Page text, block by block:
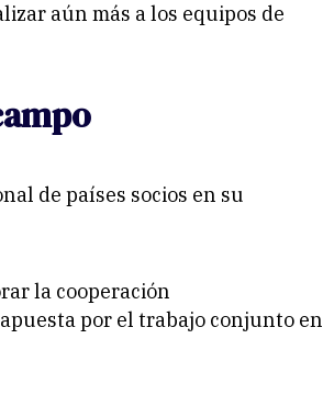
aún más a los equipos de
de países socios en su
la cooperación
por el trabajo conjunto en